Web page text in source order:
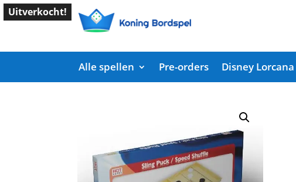
Alle spellen Pre-orders Disney Lorcana
Uitverkocht!
Start /Shop/Hot Games / Slingshot Puck / Speed Shuffle